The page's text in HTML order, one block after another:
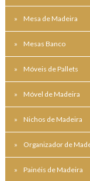
Mesa de Madeira
Mesas Banco
Móveis de Pallets
Móvel de Madeira
Nichos de Madeira
Organizador de
Painéis de Madeira